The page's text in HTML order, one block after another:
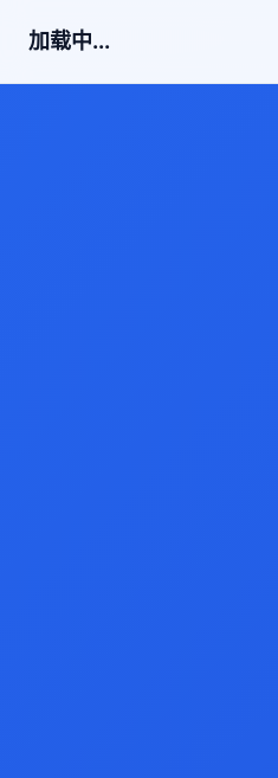
加载中...